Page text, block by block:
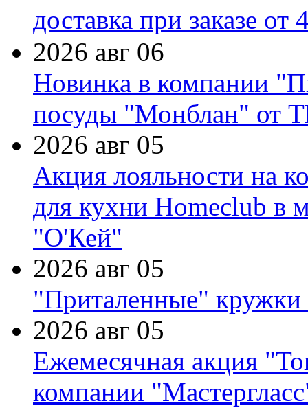
доставка при заказе от
2026 авг 06
Новинка в компании
посуды "Монблан" от
2026 авг 05
Акция лояльности на
для кухни Homeclub в
"О'Кей"
2026 авг 05
"Приталенные" кружки
2026 авг 05
Ежемесячная акция
компании